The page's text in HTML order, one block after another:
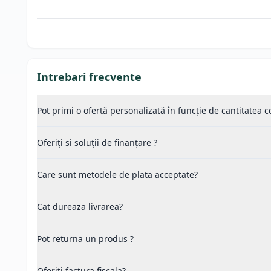
Intrebari frecvente
Pot primi o ofertă personalizată în funcție de cantitatea
Oferiți si soluții de finanțare ?
Care sunt metodele de plata acceptate?
Cat dureaza livrarea?
Pot returna un produs ?